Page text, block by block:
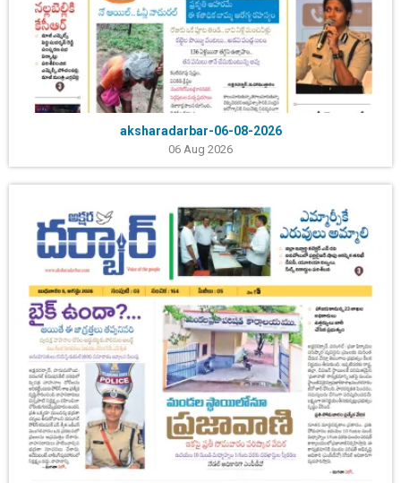
aksharadarbar-06-08-2026
06 Aug 2026